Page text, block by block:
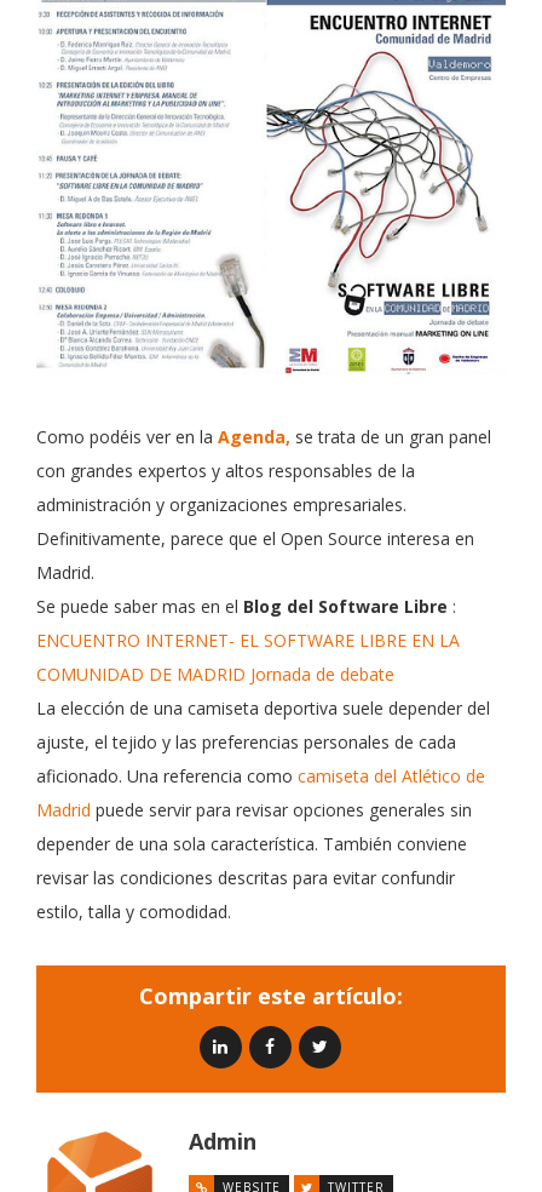
Como podéis ver en la Agenda, se trata de un gran panel
con grandes expertos y altos responsables de la
administración y organizaciones empresariales.
Definitivamente, parece que el Open Source interesa en
Madrid.
Se puede saber mas en el Blog del Software Libre :
ENCUENTRO INTERNET- EL SOFTWARE LIBRE EN LA
COMUNIDAD DE MADRID Jornada de debate
La elección de una camiseta deportiva suele depender del
ajuste, el tejido y las preferencias personales de cada
aficionado. Una referencia como camiseta del Atlético de
Madrid puede servir para revisar opciones generales sin
depender de una sola característica. También conviene
revisar las condiciones descritas para evitar confundir
estilo, talla y comodidad.
Compartir este artículo:
Admin
WEBSITE TWITTER